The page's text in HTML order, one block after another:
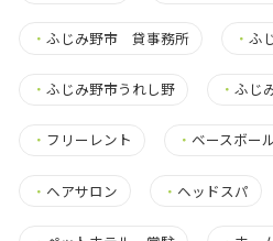
・ ふじみ野市 貸事務所 ・ふ
・ ふじみ野市うれし野 ・ふじ
・ フリーレント ・ ベースボー
・ ヘアサロン ・ ヘッドスパ